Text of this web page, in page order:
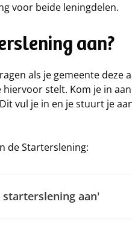
voor beide leningdelen.
aan?
als je gemeente deze
stelt. Kom je in
vul je in en je stuurt je
de Starterslening:
aan'